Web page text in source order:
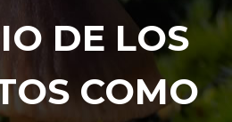
DE LOS
COMO